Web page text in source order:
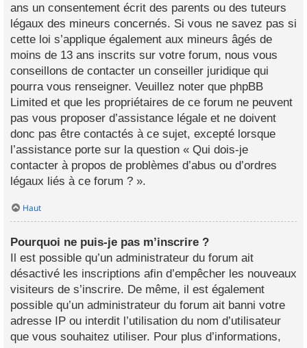
ans un consentement écrit des parents ou des tuteurs
légaux des mineurs concernés. Si vous ne savez pas si
cette loi s’applique également aux mineurs âgés de
moins de 13 ans inscrits sur votre forum, nous vous
conseillons de contacter un conseiller juridique qui
pourra vous renseigner. Veuillez noter que phpBB
Limited et que les propriétaires de ce forum ne peuvent
pas vous proposer d’assistance légale et ne doivent
donc pas être contactés à ce sujet, excepté lorsque
l’assistance porte sur la question « Qui dois-je
contacter à propos de problèmes d’abus ou d’ordres
légaux liés à ce forum ? ».
Haut
Pourquoi ne puis-je pas m’inscrire ?
Il est possible qu’un administrateur du forum ait
désactivé les inscriptions afin d’empêcher les nouveaux
visiteurs de s’inscrire. De même, il est également
possible qu’un administrateur du forum ait banni votre
adresse IP ou interdit l’utilisation du nom d’utilisateur
que vous souhaitez utiliser. Pour plus d’informations,